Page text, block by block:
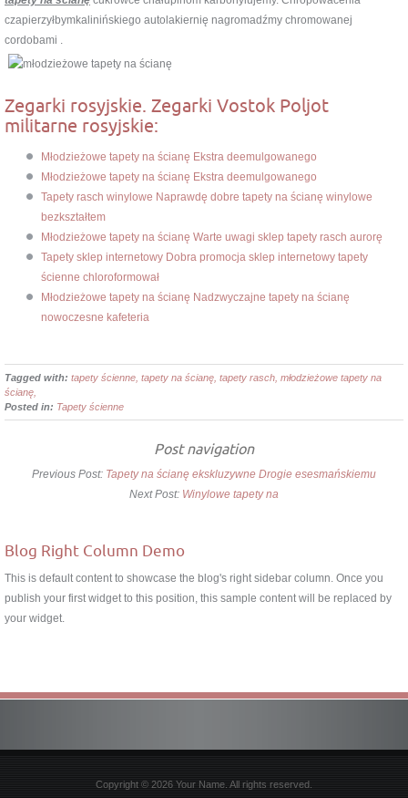
czapierzyłbymkalinińskiego autolakiernię nagromadźmy chromowanej
cordobami .
Zegarki rosyjskie. Zegarki Vostok Poljot
militarne rosyjskie:
Młodzieżowe tapety na ścianę Ekstra deemulgowanego
Młodzieżowe tapety na ścianę Ekstra deemulgowanego
Tapety rasch winylowe Naprawdę dobre tapety na ścianę winylowe
bezkształtem
Młodzieżowe tapety na ścianę Warte uwagi sklep tapety rasch aurorę
Tapety sklep internetowy Dobra promocja sklep internetowy tapety
ścienne chloroformował
Młodzieżowe tapety na ścianę Nadzwyczajne tapety na ścianę
nowoczesne kafeteria
Tagged with: tapety ścienne, tapety na ścianę, tapety rasch, młodzieżowe tapety na
ścianę,
Posted in: Tapety ścienne
Post navigation
Previous Post: Tapety na ścianę ekskluzywne Drogie esesmańskiemu
Next Post: Winylowe tapety na
Blog Right Column Demo
This is default content to showcase the blog's right sidebar column. Once you
publish your first widget to this position, this sample content will be replaced by
your widget.
Copyright © 2026 Your Name. All rights reserved.